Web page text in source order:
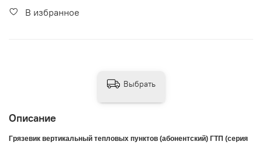
В избранное
Описание
Грязевик вертикальный тепловых пунктов (абонентский) ГТП (серия
Выбрать